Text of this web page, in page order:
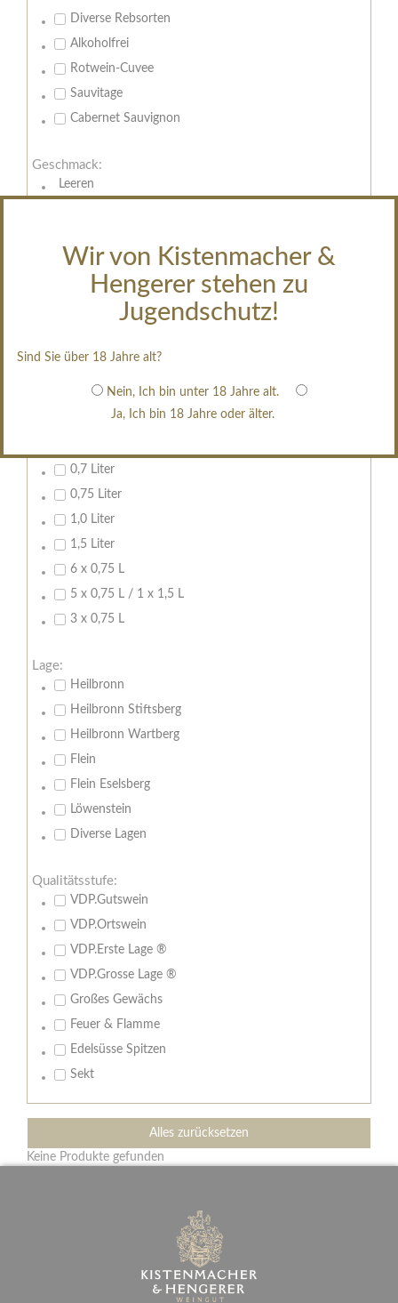
Wir von Kistenmacher &
Hengerer stehen zu
Jugendschutz!
Sind Sie über 18 Jahre alt?
Nein, Ich bin unter 18 Jahre alt.
Ja, Ich bin 18 Jahre oder älter.
Diverse Rebsorten
Alkoholfrei
Rotwein-Cuvee
Sauvitage
Cabernet Sauvignon
Geschmack:
Leeren
halbtrocken
restsüß
weißgekeltert
0,7 Liter
0,75 Liter
1,0 Liter
1,5 Liter
6 x 0,75 L
5 x 0,75 L / 1 x 1,5 L
3 x 0,75 L
Lage:
Heilbronn
Heilbronn Stiftsberg
Heilbronn Wartberg
Flein
Flein Eselsberg
Löwenstein
Diverse Lagen
Qualitätsstufe:
VDP.Gutswein
VDP.Ortswein
VDP.Erste Lage ®
VDP.Grosse Lage ®
Großes Gewächs
Feuer & Flamme
Edelsüsse Spitzen
Sekt
Alles zurücksetzen
Keine Produkte gefunden